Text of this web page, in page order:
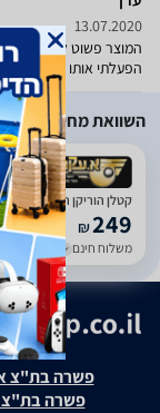
13.07.2020
הפעלתי אותו במשך כמה
היתושים הרגיל לשקע
לסבול יותר. לזרוק
השוואת מחירים
קטלן הוריקן הום לד 2 HOME LED גרין פלייס
₪249
משלוח חינם
פשרה בת"צ
פשרה בת"צ